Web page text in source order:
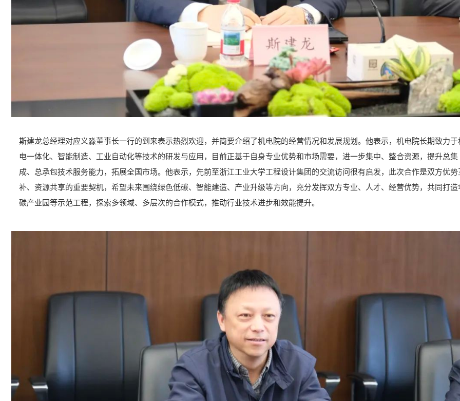
斯建龙总经理对应义淼董事长一行的到来表示热烈欢迎，并简要介绍了机电院的经营情况和发展规划。他表示，机电院长期致力于
电一体化、智能制造、工业自动化等技术的研发与应用，目前正基于自身专业优势和市场需要，进一步集中、整合资源，提升总集
成、总承包技术服务能力，拓展全国市场。他表示，先前至浙江工业大学工程设计集团的交流访问很有启发，此次合作是双方优势
补、资源共享的重要契机，希望未来围绕绿色低碳、智能建造、产业升级等方向，充分发挥双方专业、人才、经营优势，共同打造
碳产业园等示范工程，探索多领域、多层次的合作模式，推动行业技术进步和效能提升。